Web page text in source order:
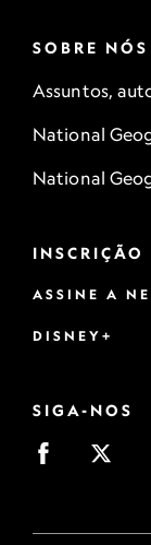
SOBRE NÓS
Assuntos,
National
National
INSCRIÇÃO
ASSINE A
DISNEY+
SIGA-NOS